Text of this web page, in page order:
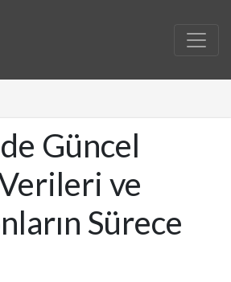
Güncel
ve
Sürece